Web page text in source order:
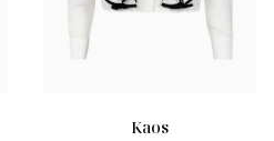
kaos